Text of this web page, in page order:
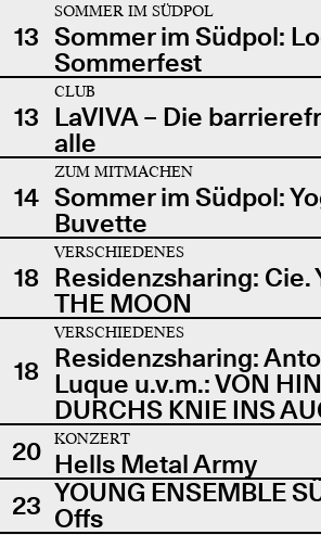
13
SOMMER IM SÜDPOL
Sommer im Südpol:
Sommerfest
13
CLUB
LaVIVA – Die
alle
14
ZUM MITMACHEN
Sommer im Südpol:
Buvette
18
VERSCHIEDENES
Residenzsharing: Cie.
THE MOON
18
VERSCHIEDENES
Residenzsharing:
Luque u.v.m.: VON
DURCHS KNIE INS
20
KONZERT
Hells Metal Army
23 YOUNG ENSEMBLE
Offs